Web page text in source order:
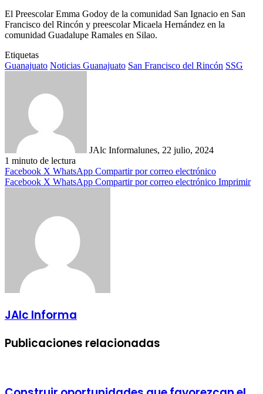
El Preescolar Emma Godoy de la comunidad San Ignacio en San
Francisco del Rincón y preescolar Micaela Hernández en la
comunidad Guadalupe Ramales en Silao.
Etiquetas
Guanajuato Noticias Guanajuato San Francisco del Rincón SSG
JAlc Informalunes, 22 julio, 2024
1 minuto de lectura
Facebook X WhatsApp Compartir por correo electrónico
Facebook X WhatsApp Compartir por correo electrónico Imprimir
JAlc Informa
Publicaciones relacionadas